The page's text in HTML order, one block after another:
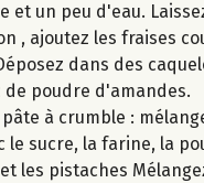
et un peu d'eau.
, ajoutez les fraises
dans des
de poudre d'amandes.
à crumble :
le sucre, la farine, la
les pistaches